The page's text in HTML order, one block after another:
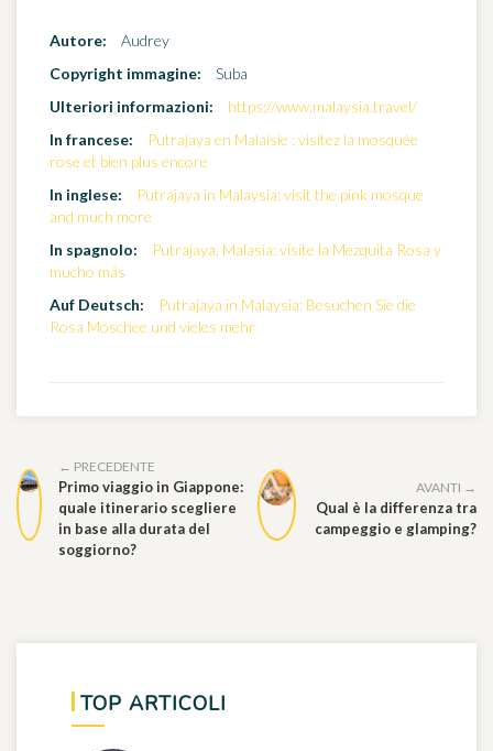
Autore:
Audrey
Copyright immagine:
Suba
Ulteriori informazioni:
https://www.malaysia.travel/
In francese:
Putrajaya en Malaisie : visitez la mosquée
rose et bien plus encore
In inglese:
Putrajaya in Malaysia: visit the pink mosque
and much more
In spagnolo:
Putrajaya, Malasia: visite la Mezquita Rosa y
mucho más
Auf Deutsch:
Putrajaya in Malaysia: Besuchen Sie die
Rosa Moschee und vieles mehr
← PRECEDENTE
Primo viaggio in Giappone:
quale itinerario scegliere
in base alla durata del
soggiorno?
AVANTI →
Qual è la differenza tra
campeggio e glamping?
TOP ARTICOLI